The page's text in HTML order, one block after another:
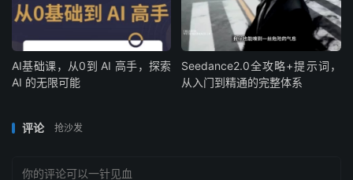
AI基础课，从0到 AI 高手，探索
AI 的无限可能
Seedance2.0全攻略+提示词，
从入门到精通的完整体系
评论 抢沙发